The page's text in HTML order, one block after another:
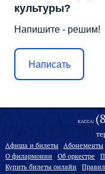
культуры?
Напишите - решим!
Написать
КАССА:
Афиша и билеты Абонементы
О филармонии
Oб оркестре
Купить билеты онлайн